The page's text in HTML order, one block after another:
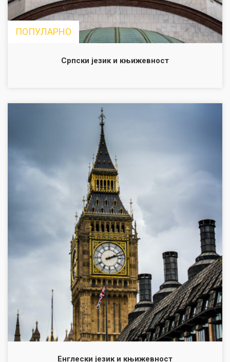
ПОПУЛАРНО
Српски језик и књижевност
Енглески језик и књижевност